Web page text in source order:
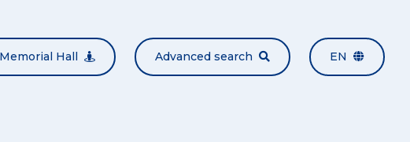
Hall Advanced search EN